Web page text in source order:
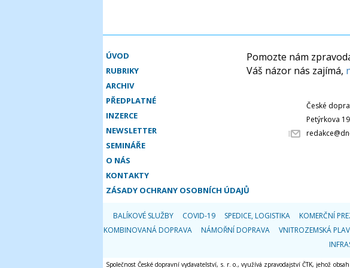
ÚVOD
RUBRIKY
ARCHIV
PŘEDPLATNÉ
INZERCE
NEWSLETTER
SEMINÁŘE
O NÁS
KONTAKTY
ZÁSADY OCHRANY OSOBNÍCH ÚDAJŮ
Pomozte nám
Váš názor nás zajímá,
České
Petýrkova
BALÍKOVÉ SLUŽBY COVID-19 SPEDICE, LOGISTIKA KOMERČNÍ
KOMBINOVANÁ DOPRAVA
NÁMOŘNÍ DOPRAVA VNITROZEMSKÁ
Společnost České dopravní vydavatelství, s. r. o., využívá zpravodajství ČTK, jehož